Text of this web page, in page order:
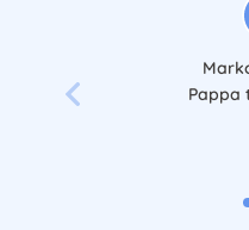
Pappa